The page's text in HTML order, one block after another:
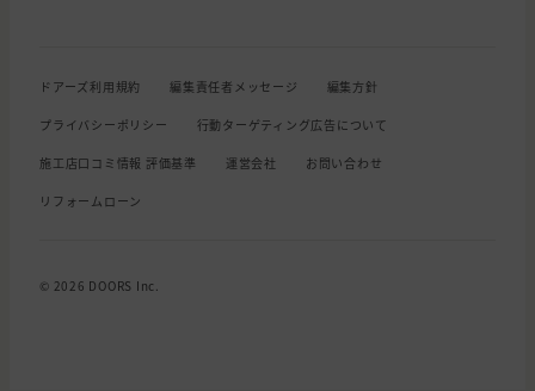
ドアーズ利用規約 編集責任者メッセージ 編集方針
プライバシーポリシー 行動ターゲティング広告について
施工店口コミ情報 評価基準 運営会社 お問い合わせ
リフォームローン
© 2026 DOORS Inc.